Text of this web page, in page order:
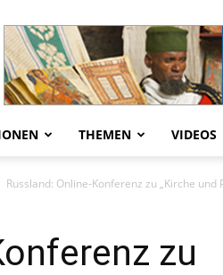
THEMEN VIDEOS
Russland: Online-Konferenz zu „Kirche und
zu